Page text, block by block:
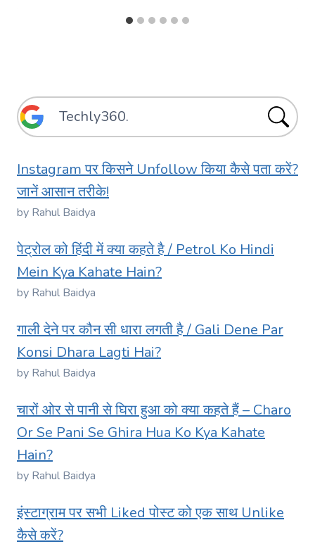
Instagram पर किसने Unfollow किया कैसे पता करें?
जानें आसान तरीके!
by Rahul Baidya
पेट्रोल को हिंदी में क्या कहते है / Petrol Ko Hindi
Mein Kya Kahate Hain?
by Rahul Baidya
गाली देने पर कौन सी धारा लगती है / Gali Dene Par
Konsi Dhara Lagti Hai?
by Rahul Baidya
चारों ओर से पानी से घिरा हुआ को क्या कहते हैं – Charo
Or Se Pani Se Ghira Hua Ko Kya Kahate
Hain?
by Rahul Baidya
इंस्टाग्राम पर सभी Liked पोस्ट को एक साथ Unlike
कैसे करें?